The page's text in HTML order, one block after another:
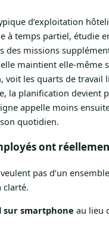
d’exploitation
à temps partiel, étudie
des missions
maintient elle-même
voit les quarts de travail
la planification devient
appelle moins
quotidien.
ont
pas d’un
clarté.
sur smartphone au lieu